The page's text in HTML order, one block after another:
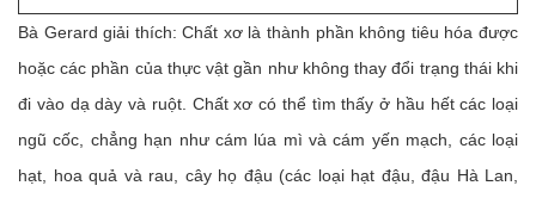
Bà Gerard giải thích: Chất xơ là thành phần không tiêu hóa được
hoặc các phần của thực vật gần như không thay đổi trạng thái khi
đi vào dạ dày và ruột. Chất xơ có thể tìm thấy ở hầu hết các loại
ngũ cốc, chẳng hạn như cám lúa mì và cám yến mạch, các loại
hạt, hoa quả và rau, cây họ đậu (các loại hạt đậu, đậu Hà Lan,